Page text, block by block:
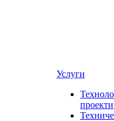
Услуги